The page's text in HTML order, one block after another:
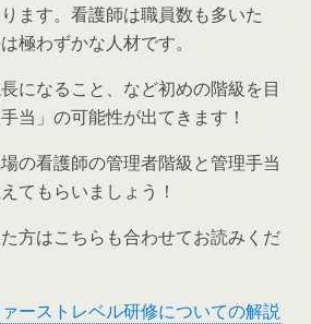
ます。看護師は職員数も多いた
極わずかな人材です。
になること、など初めの階級を目
当」の可能性が出てきます！
の看護師の管理者階級と管理手当
てもらいましょう！
方はこちらも合わせてお読みくだ
ーストレベル研修についての解説